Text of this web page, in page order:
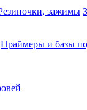
зажимы
Праймеры и базы